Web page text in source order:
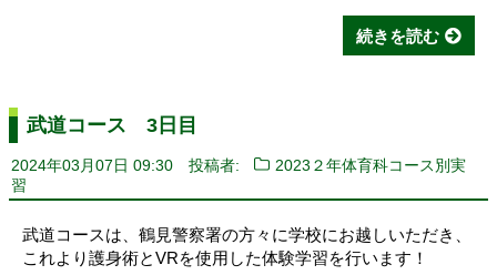
続きを読む
武道コース 3日目
2024年03月07日 09:30 投稿者:
2023２年体育科コース別実
習
武道コースは、鶴見警察署の方々に学校にお越しいただき、
これより護身術とVRを使用した体験学習を行います！